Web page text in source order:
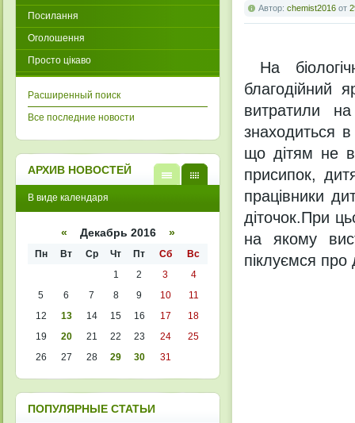
Автор: chemist2016 от
На
благодійний
витратили
знаходиться
що дітям не
присипок,
працівники
діточок.При
на якому
піклуємся про
Посилання
Оголошення
Просто цікаво
Расширенный поиск
Все последние новости
АРХИВ НОВОСТЕЙ
кален
списк
В виде календаря
« Декабрь 2016 »
Пн Вт Ср Чт Пт Сб
Вс
1
2 3
4
5
6 7 8 9 10
11
12
13 14 15 16 17
18
19
20 21 22 23 24
25
26
27 28 29 30 31
ПОПУЛЯРНЫЕ СТАТЬИ